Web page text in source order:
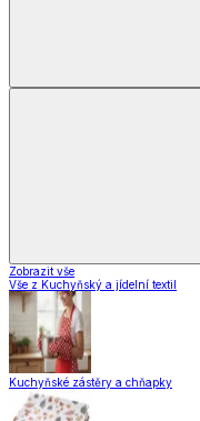
Zobrazit vše
Vše z Kuchyňský a jídelní textil
Kuchyňské zástěry a chňapky